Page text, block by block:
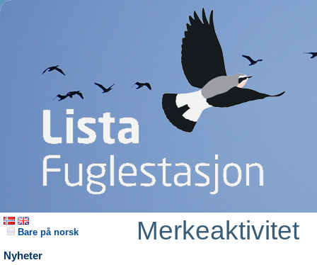
Bare på norsk
Nyheter
Merkeaktivitet